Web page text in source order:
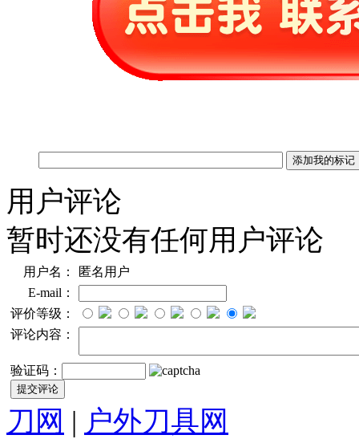
用户评论
暂时还没有任何用户评论
用户名：
匿名用户
E-mail：
评价等级：
评论内容：
验证码：
刀网 | 户外刀具网